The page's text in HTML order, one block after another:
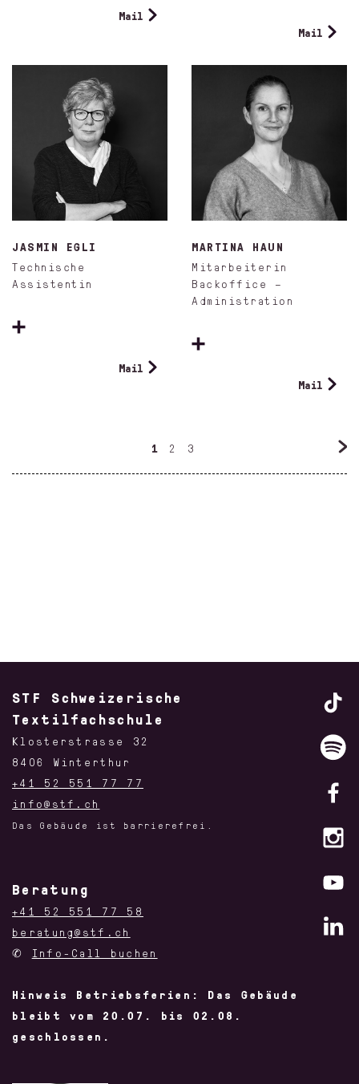
Mail
Mail
JASMIN EGLI
Technische
Assistentin
Mail
MARTINA HAUN
Mitarbeiterin
Backoffice –
Administration
Mail
1 2 3
STF Schweizerische
Textilfachschule
Klosterstrasse 32
8406 Winterthur
+41 52 551 77 77
info@stf.ch
Das Gebäude ist barrierefrei.
Beratung
+41 52 551 77 58
beratung@stf.ch
✆ Info-Call buchen
Hinweis Betriebsferien: Das Gebäude
bleibt vom 20.07. bis 02.08.
geschlossen.